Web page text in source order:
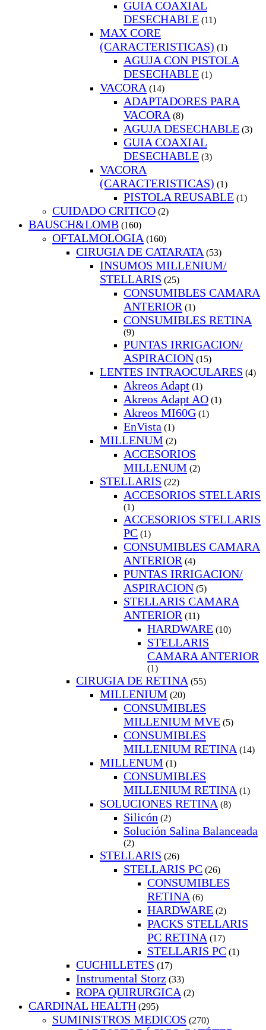
GUIA COAXIAL
DESECHABLE (11)
MAX CORE
(CARACTERISTICAS) (1)
AGUJA CON PISTOLA
DESECHABLE (1)
VACORA (14)
ADAPTADORES PARA
VACORA (8)
AGUJA DESECHABLE (3)
GUIA COAXIAL
DESECHABLE (3)
VACORA
(CARACTERISTICAS) (1)
PISTOLA REUSABLE (1)
CUIDADO CRITICO (2)
BAUSCH&LOMB (160)
OFTALMOLOGIA (160)
CIRUGIA DE CATARATA (53)
INSUMOS MILLENIUM/
STELLARIS (25)
CONSUMIBLES CAMARA
ANTERIOR (1)
CONSUMIBLES RETINA
(9)
PUNTAS IRRIGACION/
ASPIRACION (15)
LENTES INTRAOCULARES (4)
Akreos Adapt (1)
Akreos Adapt AO (1)
Akreos MI60G (1)
EnVista (1)
MILLENUM (2)
ACCESORIOS
MILLENUM (2)
STELLARIS (22)
ACCESORIOS STELLARIS
(1)
ACCESORIOS STELLARIS
PC (1)
CONSUMIBLES CAMARA
ANTERIOR (4)
PUNTAS IRRIGACION/
ASPIRACION (5)
STELLARIS CAMARA
ANTERIOR (11)
HARDWARE (10)
STELLARIS
CAMARA ANTERIOR
(1)
CIRUGIA DE RETINA (55)
MILLENIUM (20)
CONSUMIBLES
MILLENIUM MVE (5)
CONSUMIBLES
MILLENIUM RETINA (14)
MILLENUM (1)
CONSUMIBLES
MILLENIUM RETINA (1)
SOLUCIONES RETINA (8)
Silicón (2)
Solución Salina Balanceada
(2)
STELLARIS (26)
STELLARIS PC (26)
CONSUMIBLES
RETINA (6)
HARDWARE (2)
PACKS STELLARIS
PC RETINA (17)
STELLARIS PC (1)
CUCHILLETES (17)
Instrumental Storz (33)
ROPA QUIRURGICA (2)
CARDINAL HEALTH (295)
SUMINISTROS MEDICOS (270)